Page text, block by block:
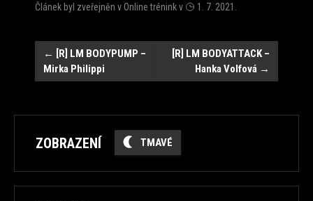
Článek byl zveřejněn vOnline tréninkv 1. 7. 2021
Navigace
← [R] LM BODYPUMP –
Mirka Philippi
[R] LM BODYATTACK –
Hanka Volfová →
ZOBRAZENÍ TMAVÉ